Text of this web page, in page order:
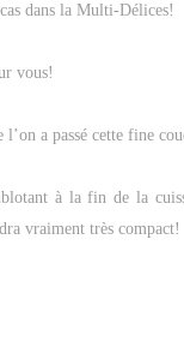
dans la Multi-Délices!
vous!
a passé cette fine
à la fin de la
vraiment très compact!